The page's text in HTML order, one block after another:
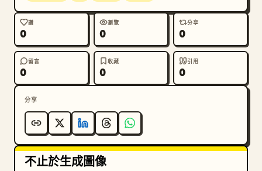
讚
0
瀏覽
0
分享
0
留言
0
收藏
0
引用
0
分享
不止於生成圖像